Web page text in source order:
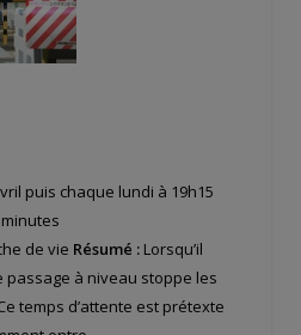
puis chaque lundi à 19h15
de vie Résumé : Lorsqu’il
à niveau stoppe les
temps d’attente est prétexte